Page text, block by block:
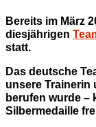
Bereits im März
diesjährigen
statt.
Das deutsche
unsere Trainerin
berufen wurde –
Silbermedaille